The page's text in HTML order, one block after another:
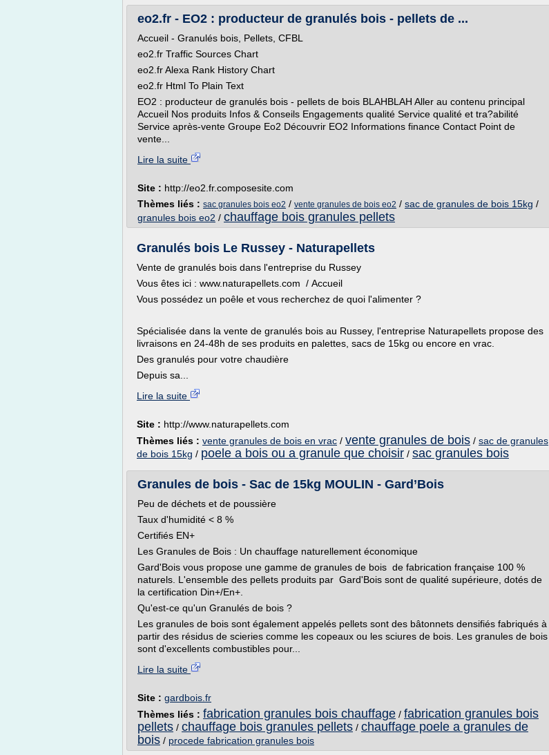
eo2.fr - EO2 : producteur de granulés bois - pellets de ...
Accueil - Granulés bois, Pellets, CFBL
eo2.fr Traffic Sources Chart
eo2.fr Alexa Rank History Chart
eo2.fr Html To Plain Text
EO2 : producteur de granulés bois - pellets de bois BLAHBLAH Aller au contenu principal
Accueil Nos produits Infos & Conseils Engagements qualité Service qualité et tra?abilité
Service après-vente Groupe Eo2 Découvrir EO2 Informations finance Contact Point de
vente...
Lire la suite
Site : http://eo2.fr.composesite.com
Thèmes liés : sac granules bois eo2 / vente granules de bois eo2 / sac de granules de bois 15kg /
granules bois eo2 / chauffage bois granules pellets
Granulés bois Le Russey - Naturapellets
Vente de granulés bois dans l'entreprise du Russey
Vous êtes ici : www.naturapellets.com / Accueil
Vous possédez un poêle et vous recherchez de quoi l'alimenter ?
Spécialisée dans la vente de granulés bois au Russey, l'entreprise Naturapellets propose des
livraisons en 24-48h de ses produits en palettes, sacs de 15kg ou encore en vrac.
Des granulés pour votre chaudière
Depuis sa...
Lire la suite
Site : http://www.naturapellets.com
Thèmes liés : vente granules de bois en vrac / vente granules de bois / sac de granules
de bois 15kg / poele a bois ou a granule que choisir / sac granules bois
Granules de bois - Sac de 15kg MOULIN - Gard’Bois
Peu de déchets et de poussière
Taux d'humidité < 8 %
Certifiés EN+
Les Granules de Bois : Un chauffage naturellement économique
Gard'Bois vous propose une gamme de granules de bois de fabrication française 100 %
naturels. L'ensemble des pellets produits par Gard'Bois sont de qualité supérieure, dotés de
la certification Din+/En+.
Qu'est-ce qu'un Granulés de bois ?
Les granules de bois sont également appelés pellets sont des bâtonnets densifiés fabriqués à
partir des résidus de scieries comme les copeaux ou les sciures de bois. Les granules de bois
sont d'excellents combustibles pour...
Lire la suite
Site : gardbois.fr
Thèmes liés : fabrication granules bois chauffage / fabrication granules bois
pellets / chauffage bois granules pellets / chauffage poele a granules de
bois / procede fabrication granules bois